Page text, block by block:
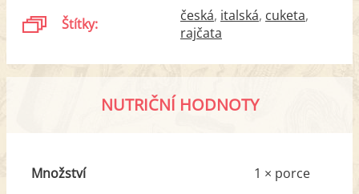
Štítky: česká italská cuketa
rajčata
NUTRIČNÍ HODNOTY
Množství 1 × porce